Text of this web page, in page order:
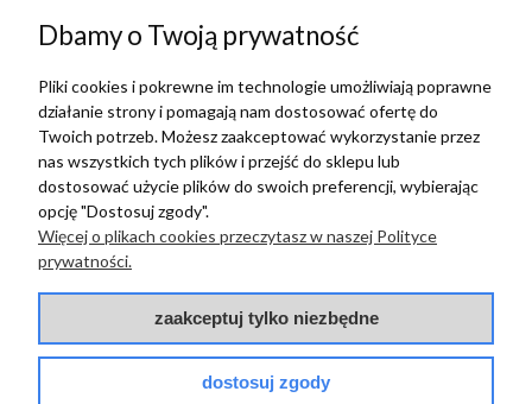
zebranych i zweryfikowanych przez
BAZA WIEDZY
PŁATNOŚCI I DOSTAWA
Dbamy o Twoją prywatność
Pliki cookies i pokrewne im technologie umożliwiają poprawne
działanie strony i pomagają nam dostosować ofertę do
Twoich potrzeb. Możesz zaakceptować wykorzystanie przez
nas wszystkich tych plików i przejść do sklepu lub
dostosować użycie plików do swoich preferencji, wybierając
opcję "Dostosuj zgody".
Więcej o plikach cookies przeczytasz w naszej Polityce
prywatności.
zaakceptuj tylko niezbędne
dostosuj zgody